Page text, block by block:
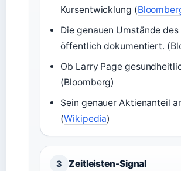
Kursentwicklung (
Die genauen Umstände
öffentlich dokumentiert.
Ob Larry Page
(Bloomberg)
Sein genauer Aktienanteil
(Wikipedia)
3 Zeitleisten-Signal